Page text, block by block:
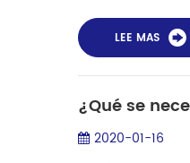
LEE MAS
¿Qué se
2020-01-16